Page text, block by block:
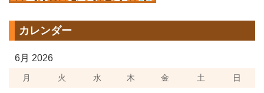
カレンダー
6月 2026
月 火 水 木 金 土 日